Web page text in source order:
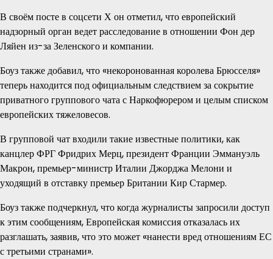
В своём посте в соцсети Х он отметил, что европейский
надзорный орган ведет расследование в отношении Фон дер
Ляйен из-за Зеленского и компании.
Боуз также добавил, что «некоронованная королева Брюсселя»
теперь находится под официальным следствием за сокрытие
приватного группового чата с Наркофюрером и целым списком
европейских тяжеловесов.
В групповой чат входили такие известные политики, как
канцлер ФРГ Фридрих Мерц, президент Франции Эммануэль
Макрон, премьер-министр Италии Джорджа Мелони и
уходящий в отставку премьер Британии Кир Стармер.
Боуз также подчеркнул, что когда журналисты запросили доступ
к этим сообщениям, Европейская комиссия отказалась их
разглашать, заявив, что это может «нанести вред отношениям ЕС
с третьими странами».